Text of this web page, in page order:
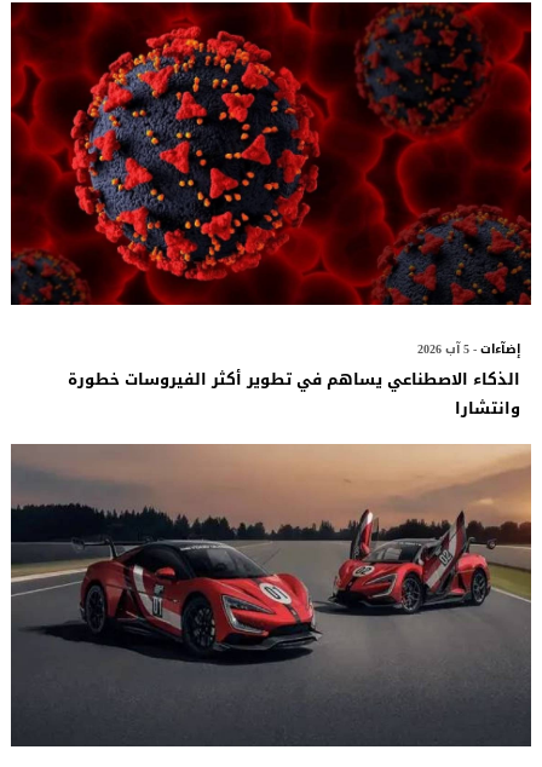
إضآءات- 5 آب 2026
الذكاء الاصطناعي يساهم في تطوير أكثر الفيروسات خطورة
وانتشارا